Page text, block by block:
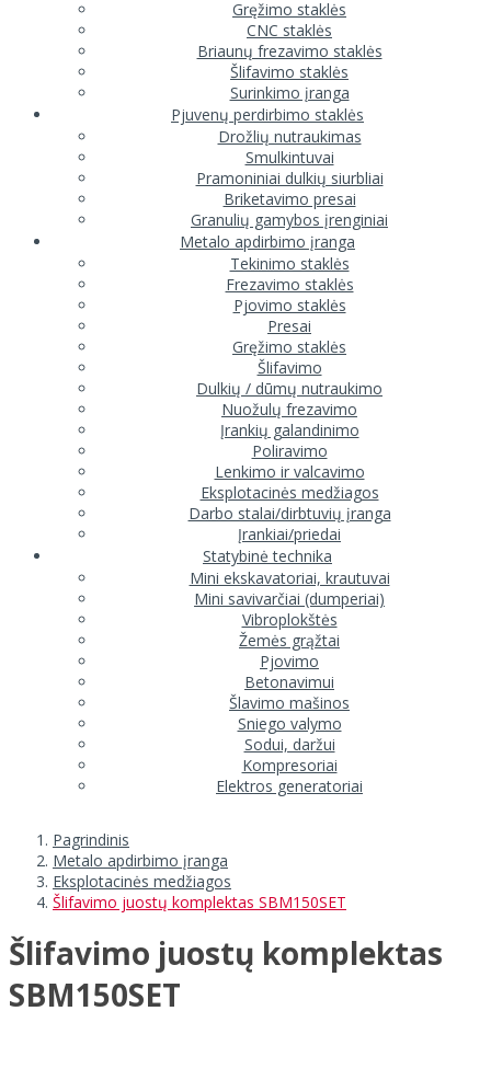
Gręžimo staklės
CNC staklės
Briaunų frezavimo staklės
Šlifavimo staklės
Surinkimo įranga
Pjuvenų perdirbimo staklės
Drožlių nutraukimas
Smulkintuvai
Pramoniniai dulkių siurbliai
Briketavimo presai
Granulių gamybos įrenginiai
Metalo apdirbimo įranga
Tekinimo staklės
Frezavimo staklės
Pjovimo staklės
Presai
Gręžimo staklės
Šlifavimo
Dulkių / dūmų nutraukimo
Nuožulų frezavimo
Įrankių galandinimo
Poliravimo
Lenkimo ir valcavimo
Eksplotacinės medžiagos
Darbo stalai/dirbtuvių įranga
Įrankiai/priedai
Statybinė technika
Mini ekskavatoriai, krautuvai
Mini savivarčiai (dumperiai)
Vibroplokštės
Žemės grąžtai
Pjovimo
Betonavimui
Šlavimo mašinos
Sniego valymo
Sodui, daržui
Kompresoriai
Elektros generatoriai
Pagrindinis
Metalo apdirbimo įranga
Eksplotacinės medžiagos
Šlifavimo juostų komplektas SBM150SET
Šlifavimo juostų komplektas
SBM150SET